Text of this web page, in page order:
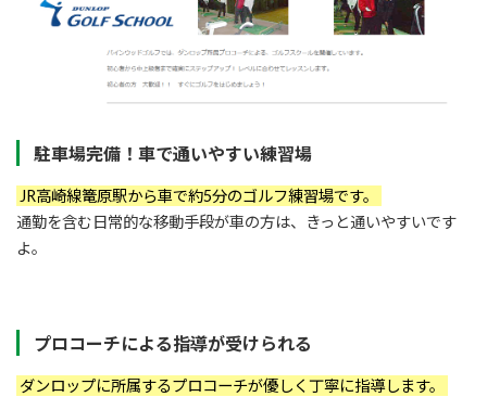
駐車場完備！車で通いやすい練習場
JR高崎線篭原駅から車で約5分のゴルフ練習場です。
通勤を含む日常的な移動手段が車の方は、きっと通いやすいです
よ。
プロコーチによる指導が受けられる
ダンロップに所属するプロコーチが優しく丁寧に指導します。